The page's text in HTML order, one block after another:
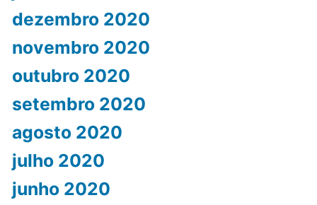
dezembro 2020
novembro 2020
outubro 2020
setembro 2020
agosto 2020
julho 2020
junho 2020